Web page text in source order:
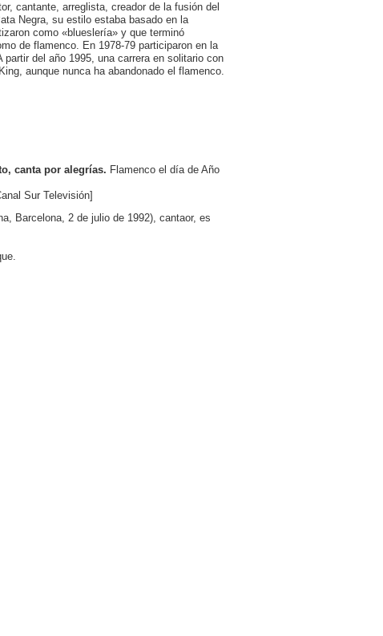
cantante, arreglista, creador de la fusión del
Negra, su estilo estaba basado en la
como «blueslería» y que terminó
de flamenco. En 1978-79 participaron en la
del año 1995, una carrera en solitario con
aunque nunca ha abandonado el flamenco.
canta por alegrías. Flamenco el día de Año
Sur Televisión]
Barcelona, 2 de julio de 1992), cantaor, es